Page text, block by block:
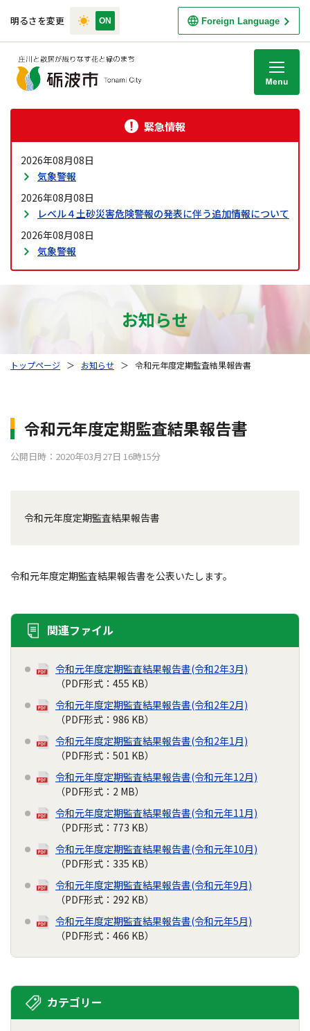
明るさを変更 Foreign Language
緊急情報
2026年08月08日
気象警報
2026年08月08日
レベル４土砂災害危険警報の発表に伴う追加情報について
2026年08月08日
気象警報
お知らせ
トップページ ＞ お知らせ ＞ 令和元年度定期監査結果報告書
令和元年度定期監査結果報告書
公開日時：2020年03月27日 16時15分
令和元年度定期監査結果報告書
令和元年度定期監査結果報告書を公表いたします。
関連ファイル
令和元年度定期監査結果報告書(令和2年3月)
（PDF形式：455 KB）
令和元年度定期監査結果報告書(令和2年2月)
（PDF形式：986 KB）
令和元年度定期監査結果報告書(令和2年1月)
（PDF形式：501 KB）
令和元年度定期監査結果報告書(令和元年12月)
（PDF形式：2 MB）
令和元年度定期監査結果報告書(令和元年11月)
（PDF形式：773 KB）
令和元年度定期監査結果報告書(令和元年10月)
（PDF形式：335 KB）
令和元年度定期監査結果報告書(令和元年9月)
（PDF形式：292 KB）
令和元年度定期監査結果報告書(令和元年5月)
（PDF形式：466 KB）
カテゴリー